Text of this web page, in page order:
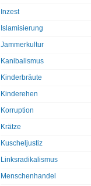
Inzest
Islamisierung
Jammerkultur
Kanibalismus
Kinderbräute
Kinderehen
Korruption
Krätze
Kuscheljustiz
Linksradikalismus
Menschenhandel